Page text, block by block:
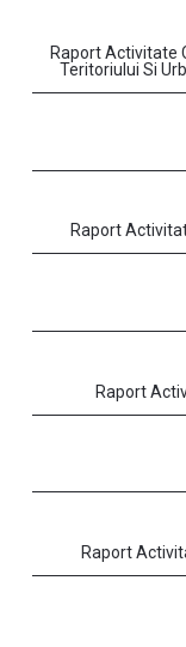
Raport Activitate
Teritoriului Si
Raport
Raport
Raport